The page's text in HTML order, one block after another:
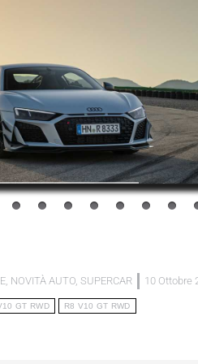
, NOVITÀ AUTO, SUPERCAR 10 Ottobre
GT RWD R8 V10 GT RWD